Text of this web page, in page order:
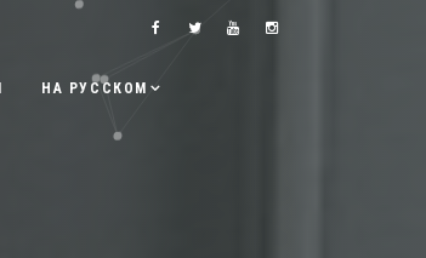
НА РУССКОМ